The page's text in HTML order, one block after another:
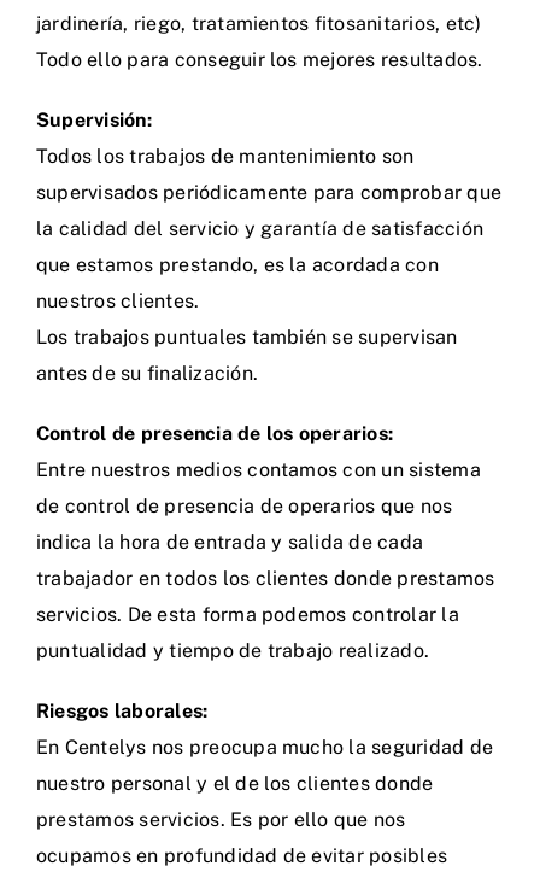
jardinería, riego, tratamientos fitosanitarios, etc)
Todo ello para conseguir los mejores resultados.
Supervisión:
Todos los trabajos de mantenimiento son
supervisados periódicamente para comprobar que
la calidad del servicio y garantía de satisfacción
que estamos prestando, es la acordada con
nuestros clientes.
Los trabajos puntuales también se supervisan
antes de su finalización.
Control de presencia de los operarios:
Entre nuestros medios contamos con un sistema
de control de presencia de operarios que nos
indica la hora de entrada y salida de cada
trabajador en todos los clientes donde prestamos
servicios. De esta forma podemos controlar la
puntualidad y tiempo de trabajo realizado.
Riesgos laborales:
En Centelys nos preocupa mucho la seguridad de
nuestro personal y el de los clientes donde
prestamos servicios. Es por ello que nos
ocupamos en profundidad de evitar posibles